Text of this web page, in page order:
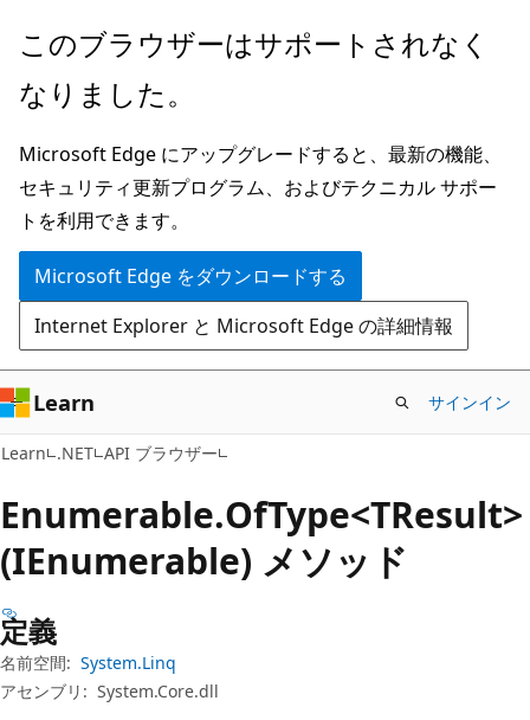
メ
ン
ン
テ
ン
ツ
に
ス
キ
ッ
プ
ペ
ジ
ナ
ビ
ゲ
ー
シ
ョ
ン
に
ス
キ
プ
このブラウザーはサポートされなく
なりました。
Microsoft Edge にアップグレードすると、最新の機能、
セキュリティ更新プログラム、およびテクニカル サポー
トを利用できます。
Microsoft Edge をダウンロードする
Internet Explorer と Microsoft Edge の詳細情報
Learn サインイン
Learn .NET API ブラウザー
Enumerable.OfType<TResult>
(IEnumerable) メソッド
定義
名前空間: System.Linq
アセンブリ: System.Core.dll